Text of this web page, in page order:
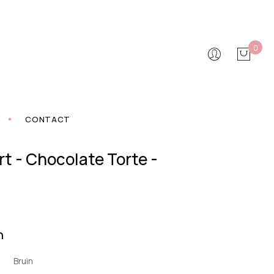
0
CONTACT
- Chocolate Torte -
Bruin